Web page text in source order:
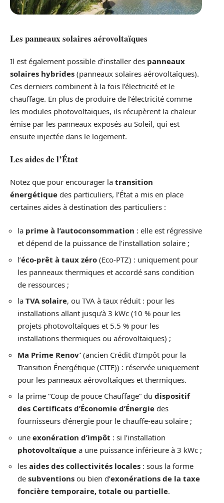
Les panneaux solaires aérovoltaïques
Il est également possible d’installer des panneaux
solaires hybrides (panneaux solaires aérovoltaïques).
Ces derniers combinent à la fois l’électricité et le
chauffage. En plus de produire de l’électricité comme
les modules photovoltaïques, ils récupèrent la chaleur
émise par les panneaux exposés au Soleil, qui est
ensuite injectée dans le logement.
Les aides de l’État
Notez que pour encourager la transition
énergétique des particuliers, l’État a mis en place
certaines aides à destination des particuliers :
la prime à l’autoconsommation : elle est régressive
et dépend de la puissance de l’installation solaire ;
l’éco-prêt à taux zéro (Eco-PTZ) : uniquement pour
les panneaux thermiques et accordé sans condition
de ressources ;
la TVA solaire, ou TVA à taux réduit : pour les
installations allant jusqu’à 3 kWc (10 % pour les
projets photovoltaïques et 5.5 % pour les
installations thermiques ou aérovoltaïques) ;
Ma Prime Renov’ (ancien Crédit d’Impôt pour la
Transition Énergétique (CITE)) : réservée uniquement
pour les panneaux aérovoltaïques et thermiques.
la prime “Coup de pouce Chauffage” du dispositif
des Certificats d’Économie d’Énergie des
fournisseurs d’énergie pour le chauffe-eau solaire ;
une exonération d’impôt : si l’installation
photovoltaïque a une puissance inférieure à 3 kWc ;
les aides des collectivités locales : sous la forme
de subventions ou bien d’exonérations de la taxe
foncière temporaire, totale ou partielle.